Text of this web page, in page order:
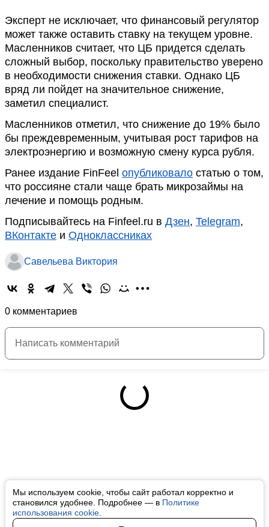
Мы используем cookie, чтобы сайт работал корректно и
становился удобнее. Подробнее — в Политике
использования cookie
Эксперт не исключает, что финансовый регулятор
может также оставить ставку на текущем уровне.
Масленников считает, что ЦБ придется сделать
сложный выбор, поскольку правительство уверено
в необходимости снижения ставки. Однако ЦБ
вряд ли пойдет на значительное снижение,
заметил специалист.
Масленников отметил, что снижение до 19% было
бы преждевременным, учитывая рост тарифов на
электроэнергию и возможную смену курса рубля.
Ранее издание FinFeel опубликовало статью о том,
что россияне стали чаще брать микрозаймы на
лечение и помощь родным.
Подписывайтесь на Finfeel.ru в Дзен, Telegram,
ВКонтакте и Одноклассниках
Савельева Виктория
0 комментариев